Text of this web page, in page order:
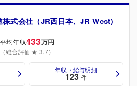
式会社（JR西日本、JR-West）
平均年収433万円
（総合評価 ★ 3.7）
年収・給与明細
123 件